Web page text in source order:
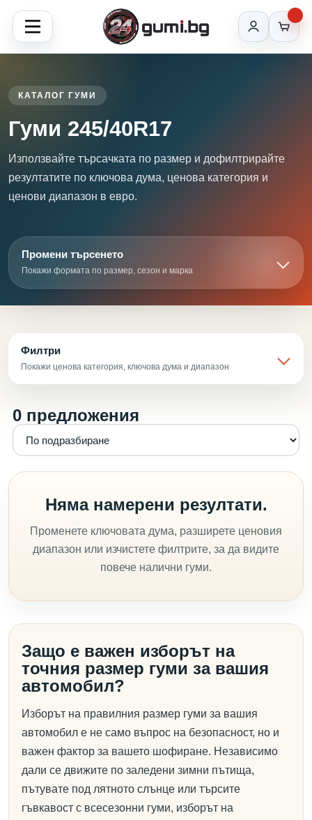
КАТАЛОГ ГУМИ
Гуми 245/40R17
Използвайте търсачката по размер и дофилтрирайте
резултатите по ключова дума, ценова категория и
ценови диапазон в евро.
Промени търсенето
Покажи формата по размер, сезон и марка
Филтри
Покажи ценова категория, ключова дума и диапазон
0 предложения
Няма намерени резултати.
Променете ключовата дума, разширете ценовия
диапазон или изчистете филтрите, за да видите
повече налични гуми.
Защо е важен изборът на
точния размер гуми за вашия
автомобил?
Изборът на правилния размер гуми за вашия
автомобил е не само въпрос на безопасност, но и
важен фактор за вашето шофиране. Независимо
дали се движите по заледени зимни пътища,
пътувате под лятното слънце или търсите
гъвкавост с всесезонни гуми, изборът на